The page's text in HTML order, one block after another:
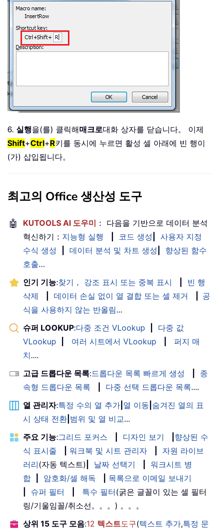
6. 실행을(를) 클릭해매크로대화 상자를 닫습니다。 이제
Shift+Ctrl+R키를 동시에 누르면 활성 셀 아래에 빈 행이
(가) 삽입됩니다。
최고의 Office 생산성 도구
🤖 KUTOOLS AI 도우미 ： 다음을 기반으로 데이터 분석
혁신하기： 지능형 실행 코드 생성
사용자 지정
수식 생성
데이터 분석 및 차트 생성
향상된 함수
호출…
인기 기능:찾기， 강조 표시 또는 중복 표시
빈 행
삭제
데이터 손실 없이 열 결합 또는 셀 제거
공
식을 사용하지 않는 반올림...
슈퍼 LOOKUP:다중 조건 VLookup
다중 값
VLookup
여러 시트에서 VLookup
퍼지 매
치....
고급 드롭다운 목록:드롭다운 목록 빠르게 생성
종
속형 드롭다운 목록
다중 선택 드롭다운 목록....
열 관리자:특정 수의 열 추가 열 이동 숨겨진 열의 표
시 상태 전환 범위 및 열 비교...
주요 기능:그리드 포커스 디자인 보기
향상된 수
식 표시줄
워크북 및 시트 관리자
자원 라이브
러리(자동 텍스트) 날짜 선택기
워크시트 병
합
암호화/셀 해독
목록으로 이메일 보내기
슈퍼 필터 특수 필터(굵은 글꼴이 있는 셀 필터
링/기울임꼴/취소선。。。) 。。。
상위 15 도구 모음:12 텍스트도구(텍스트 추가,특정 문